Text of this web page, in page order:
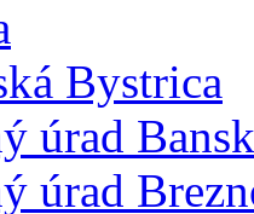
Bystrica
úrad
úrad